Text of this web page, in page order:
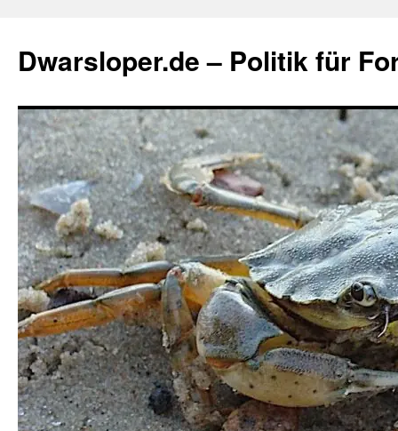
springen
Dwarsloper.de – Politik für